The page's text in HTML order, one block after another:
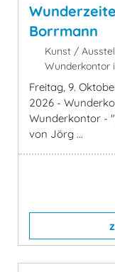
Borrmann
Kunst /
Wunderkontor
Freitag, 9.
2026 -
Wunderkontor -
von Jörg ...